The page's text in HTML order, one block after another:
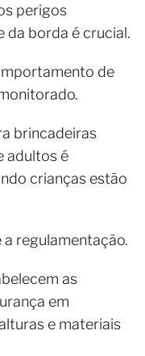
perigos
da borda é crucial.
de
brincadeiras
adultos é
crianças estão
regulamentação.
as
em
e materiais